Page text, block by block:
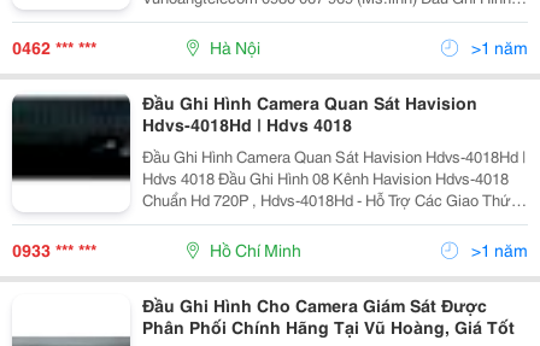
Hdcvi 4 Kênh Dahua Hcvr5104C Mã Sp: Dahua
Hcvr5104C Nhà Sản
0462 *** *** Hà Nội >1 năm
Đầu Ghi Hình Camera Quan Sát Havision
Hdvs-4018Hd | Hdvs 4018
Đầu Ghi Hình Camera Quan Sát Havision Hdvs-4018Hd |
Hdvs 4018 Đầu Ghi Hình 08 Kênh Havision Hdvs-4018
Chuẩn Hd 720P , Hdvs-4018Hd - Hỗ Trợ Các Giao Thức
Tcp/Ip, Dhcp, Pppoe, Ddns... - Xem Từ Xa Bằng Trình
Duyệt Ie.phần Mềm Cms Quản Lí Đồn
0933 *** *** Hồ Chí Minh >1 năm
Đầu Ghi Hình Cho Camera Giám Sát Được
Phân Phối Chính Hãng Tại Vũ Hoàng, Giá Tốt